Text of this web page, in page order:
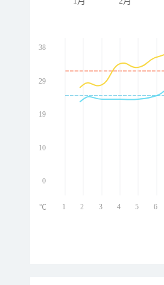
38
29
19
10
0
1 2 3 4 5 6
℃